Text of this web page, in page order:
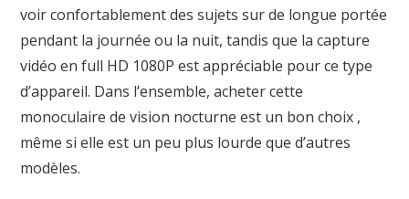
voir confortablement des sujets sur de longue portée
pendant la journée ou la nuit, tandis que la capture
vidéo en full HD 1080P est appréciable pour ce type
d’appareil. Dans l’ensemble, acheter cette
monoculaire de vision nocturne est un bon choix ,
même si elle est un peu plus lourde que d’autres
modèles.